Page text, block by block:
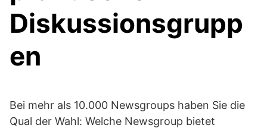
Diskussionsgrupp
en
Bei mehr als 10.000 Newsgroups haben Sie die
Qual der Wahl: Welche Newsgroup bietet